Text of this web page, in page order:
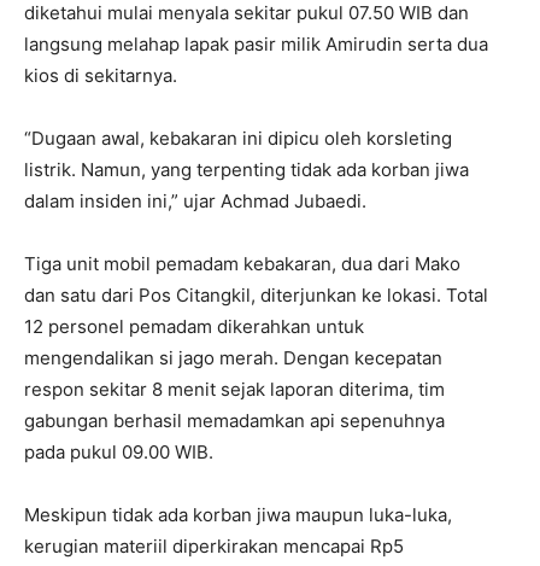
diketahui mulai menyala sekitar pukul 07.50 WIB dan
langsung melahap lapak pasir milik Amirudin serta dua
kios di sekitarnya.
“Dugaan awal, kebakaran ini dipicu oleh korsleting
listrik. Namun, yang terpenting tidak ada korban jiwa
dalam insiden ini,” ujar Achmad Jubaedi.
Tiga unit mobil pemadam kebakaran, dua dari Mako
dan satu dari Pos Citangkil, diterjunkan ke lokasi. Total
12 personel pemadam dikerahkan untuk
mengendalikan si jago merah. Dengan kecepatan
respon sekitar 8 menit sejak laporan diterima, tim
gabungan berhasil memadamkan api sepenuhnya
pada pukul 09.00 WIB.
Meskipun tidak ada korban jiwa maupun luka-luka,
kerugian materiil diperkirakan mencapai Rp5